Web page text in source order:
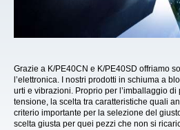
Grazie a K/PE40CN e K/PE40SD offriamo
l’elettronica. I nostri prodotti in schiuma a
urti e vibrazioni. Proprio per l’imballaggio
tensione, la scelta tra caratteristiche quali
criterio importante per la selezione del
scelta giusta per quei pezzi che non si